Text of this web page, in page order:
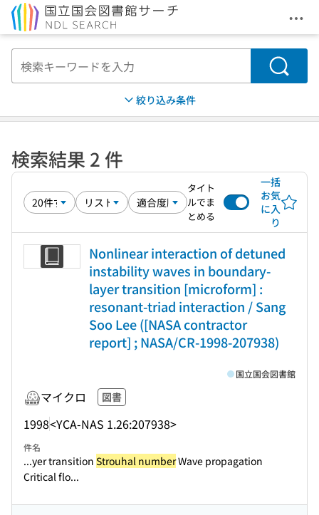
メ
検索
絞り込み条件
検索結果 2 件
タイト
ルでま
とめる
一括
お気
に入
り
Nonlinear interaction of detuned
instability waves in boundary-
layer transition [microform] :
resonant-triad interaction / Sang
Soo Lee ([NASA contractor
report] ; NASA/CR-1998-207938)
マイクロ 図書
1998<YCA-NAS 1.26:207938>
国立国会図書館
件名
...yer transition Strouhal numberWave propagation
Critical flo...